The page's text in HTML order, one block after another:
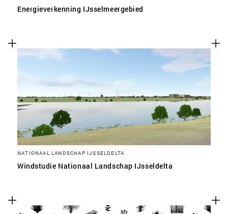
Energieverkenning IJsselmeergebied
NATIONAAL LANDSCHAP IJSSELDELTA
Windstudie Nationaal Landschap IJsseldelta